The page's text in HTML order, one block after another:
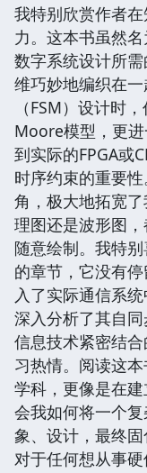
我特别欣赏作者
力。这本书虽然
数字系统设计所
维巧妙地编织在
（FSM）设计时
Moore模型，更
到实际的FPGA或
时序约束的重要
角，极大地拓宽
理图还是波形图
随意绘制。我特
的章节，它没有
入了实际通信系
深入分析了其自
信息技术紧密结
习热情。阅读这
学科，更像是在
会我如何将一个
象、设计，最终
对于任何想从事